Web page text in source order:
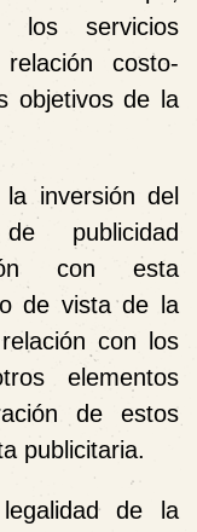
los servicios
costo-
objetivos de la
inversión del
publicidad
con esta
de vista de la
con los
elementos
de estos
publicitaria.
de la